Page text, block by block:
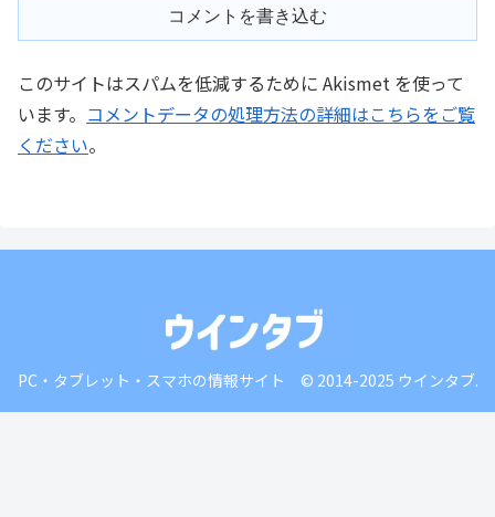
コメントを書き込む
このサイトはスパムを低減するために Akismet を使って
います。 コメントデータの処理方法の詳細はこちらをご覧
ください。
PC・タブレット・スマホの情報サイト © 2014-2025 ウインタブ.